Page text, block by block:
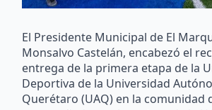
El Presidente Municipal de El
Monsalvo Castelán, encabezó el
entrega de la primera etapa de la
Deportiva de la Universidad
Querétaro (UAQ) en la comunidad